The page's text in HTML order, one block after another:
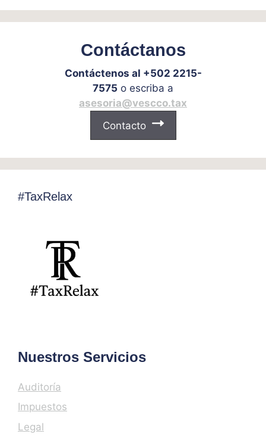
Contáctanos
Contáctenos al +502 2215-
7575 o escriba a
asesoria@vescco.tax
Contacto
#TaxRelax
Nuestros Servicios
Auditoría
Impuestos
Legal